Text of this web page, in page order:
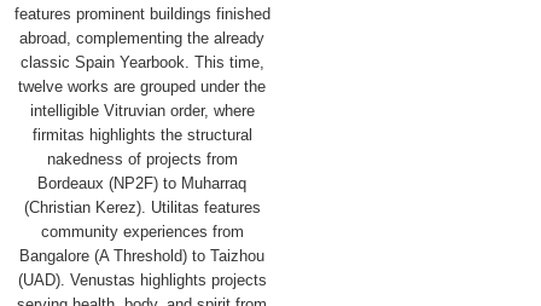
features prominent buildings finished
abroad, complementing the already
classic Spain Yearbook. This time,
twelve works are grouped under the
intelligible Vitruvian order, where
firmitas highlights the structural
nakedness of projects from
Bordeaux (NP2F) to Muharraq
(Christian Kerez). Utilitas features
community experiences from
Bangalore (A Threshold) to Taizhou
(UAD). Venustas highlights projects